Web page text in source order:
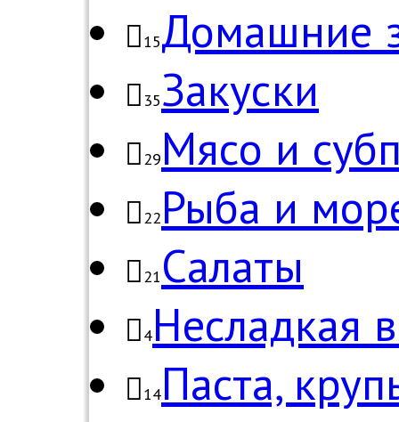
15Домашние
35Закуски
29 Мясо и
22 Рыба и
21 Салаты
4Несладкая
14Паста,